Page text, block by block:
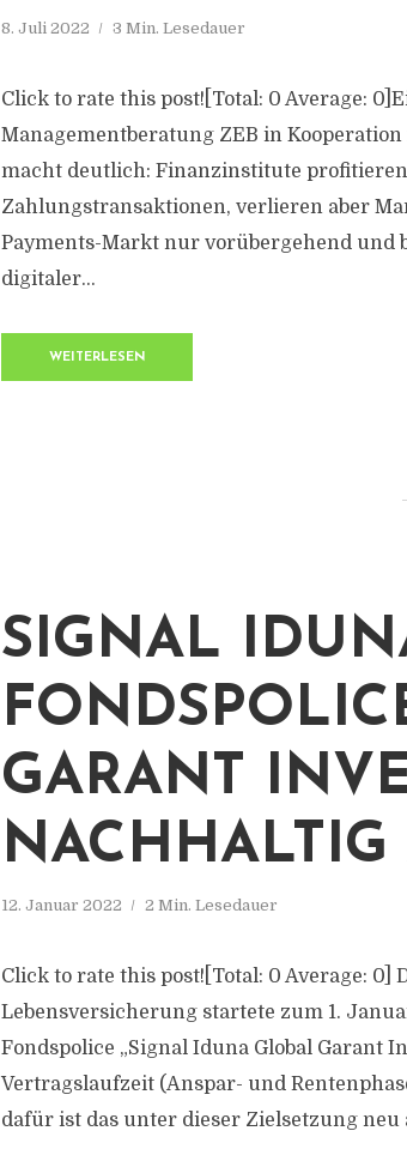
8. Juli 2022 3 Min. Lesedauer
Click to rate this post![Total: 0 Average:
Managementberatung ZEB in
macht deutlich: Finanzinstitute
Zahlungstransaktionen, verlieren aber
Payments-Markt nur vorübergehend und
digitaler...
WEITERLESEN
SIGNAL
GARANT
NACHHALTIG
12. Januar 2022 2 Min. Lesedauer
Click to rate this post![Total: 0 Average: 0]
Lebensversicherung startete zum 1.
Fondspolice „Signal Iduna Global Garant
Vertragslaufzeit (Anspar- und
dafür ist das unter dieser Zielsetzung neu